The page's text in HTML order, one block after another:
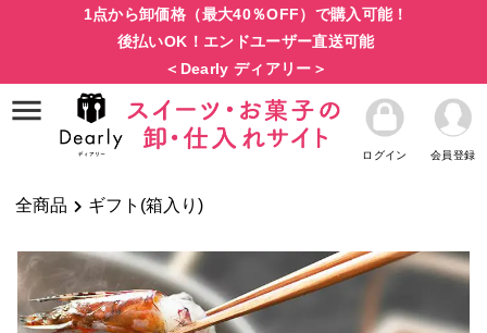
1点から卸価格（最大40％OFF）で購入可能！
後払いOK！エンドユーザー直送可能
＜Dearly ディアリー＞
ログイン 会員登録
全商品 ギフト(箱入り)